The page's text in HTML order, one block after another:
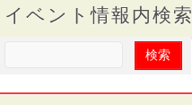
イベント情報内検索